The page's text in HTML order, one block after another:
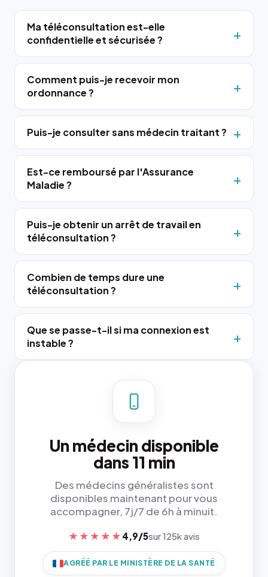
Ma téléconsultation est-elle
confidentielle et sécurisée ?
Comment puis-je recevoir mon
ordonnance ?
Puis-je consulter sans médecin traitant ?
Est-ce remboursé par l'Assurance
Maladie ?
Puis-je obtenir un arrêt de travail en
téléconsultation ?
Combien de temps dure une
téléconsultation ?
Que se passe-t-il si ma connexion est
instable ?
Un médecin disponible
dans 11 min
Des médecins généralistes sont
disponibles maintenant pour vous
accompagner, 7j/7 de 6h à minuit.
★★★★★ 4,9/5sur 125k avis
AGRÉÉ PAR LE MINISTÈRE DE LA SANTÉ